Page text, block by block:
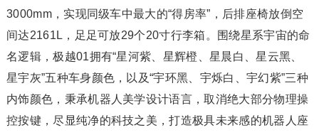
3000mm，实现同级车中最大的“得房率”，后排座椅放倒空
间达2161L，足足可放29个20寸行李箱。围绕星系宇宙的命
名逻辑，极越01拥有“星河紫、星辉橙、星晨白、星云黑、
星宇灰”五种车身颜色，以及“宇环黑、宇烁白、宇幻紫”三种
内饰颜色，秉承机器人美学设计语言，取消绝大部分物理操
控按键，尽显纯净的科技之美，打造极具未来感的机器人座